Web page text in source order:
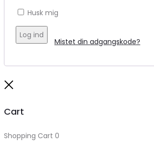
Husk mig
Log ind
Mistet din adgangskode?
Cart
Shopping Cart 0